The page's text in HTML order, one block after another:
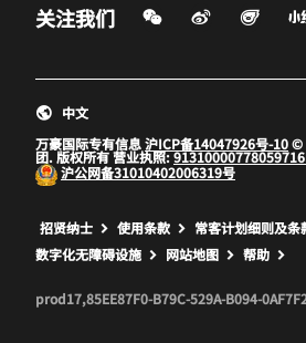
关注我们 微信扫一扫
微博
打开新窗口
飞猪
打开新
万豪国际专有信息沪ICP备14047926号-10©
团. 版权所有 营业执照:
沪公网备31010402006319号
中文
招贤纳士 打开新窗口
使用条款 打开新窗口
常客计划细则及条
数字化无障碍设施
网站地图 帮助
prod17,85EE87F0-B79C-529A-B094-